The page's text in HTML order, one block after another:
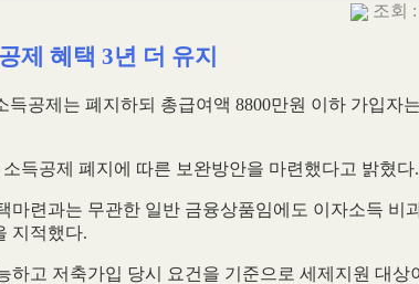
조회
제 혜택 3년 더 유지
공제는 폐지하되 총급여액 8800만원 이하 가입자
득공제 폐지에 따른 보완방안을 마련했다고 밝혔다.
마련과는 무관한 일반 금융상품임에도 이자소득 비
지적했다.
하고 저축가입 당시 요건을 기준으로 세제지원 대상